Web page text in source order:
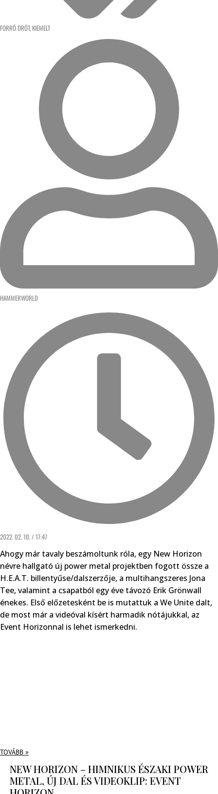
FORRÓ DRÓT, KIEMELT
HAMMERWORLD
2022. 02. 10. / 17:47
Ahogy már tavaly beszámoltunk róla, egy New Horizon
névre hallgató új power metal projektben fogott össze a
H.E.A.T. billentyűse/dalszerzője, a multihangszeres Jona
Tee, valamint a csapatból egy éve távozó Erik Grönwall
énekes. Első előzetesként be is mutattuk a We Unite dalt,
de most már a videóval kísért harmadik nótájukkal, az
Event Horizonnal is lehet ismerkedni.
TOVÁBB »
NEW HORIZON – HIMNIKUS ÉSZAKI POWER
METAL, ÚJ DAL ÉS VIDEOKLIP: EVENT